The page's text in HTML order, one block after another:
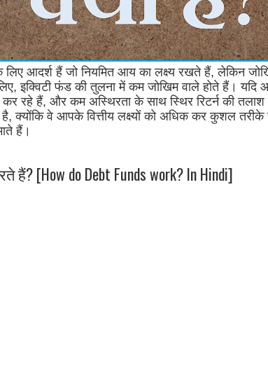
आदर्श हैं जो नियमित आय का लक्ष्य रखते हैं, लेकिन
इक्विटी फंड की तुलना में कम जोखिम वाले होते हैं। यदि
कर रहे हैं, और कम अस्थिरता के साथ स्थिर रिटर्न की
क्योंकि वे आपके वित्तीय लक्ष्यों को अधिक कर कुशल
हैं।
हैं? [How do Debt Funds work? In Hindi]